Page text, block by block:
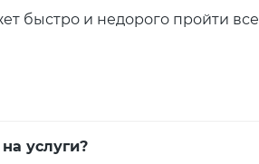
быстро и недорого пройти все
услуги?